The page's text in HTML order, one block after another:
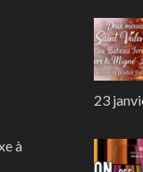
à
23